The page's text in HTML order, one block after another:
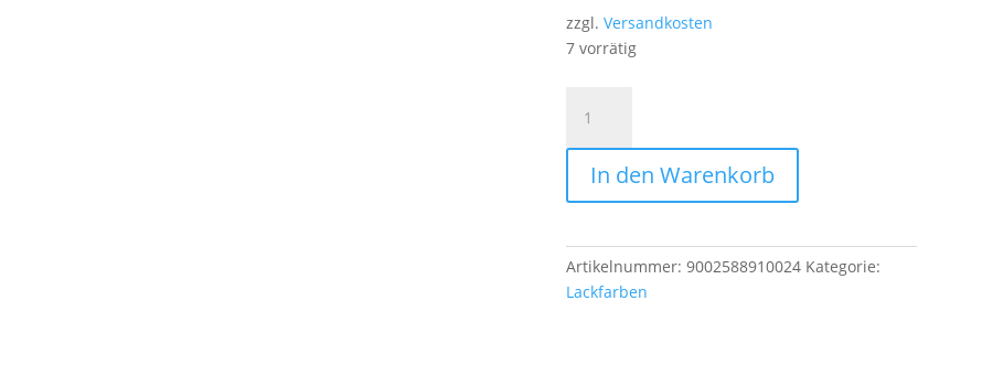
zzgl. Versandkosten
7 vorrätig
Acryl
Sprühlack
Prisma
Color
9005
schwarz,
400ml
In den Warenkorb
Artikelnummer: 9002588910024 Kategorie:
Lackfarben